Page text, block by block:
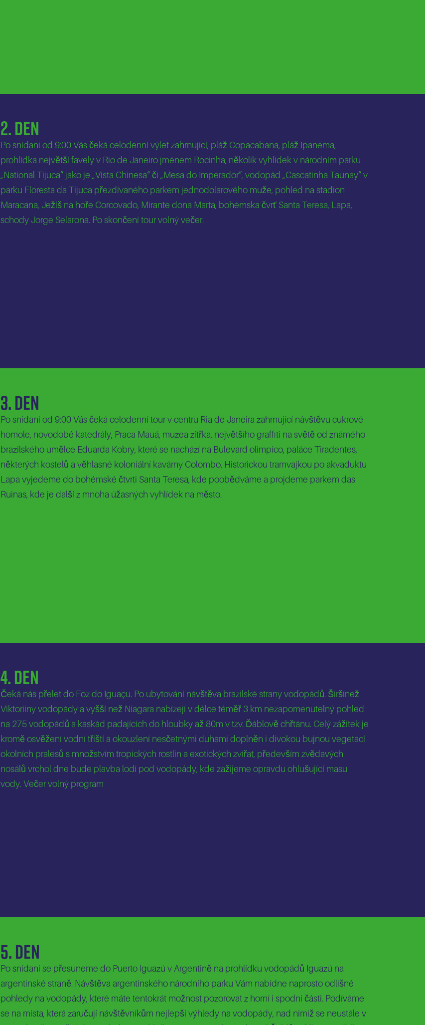
2. Den
Po snídani od 9:00 Vás čeká celodenní výlet zahrnující, pláž Copacabana, pláž Ipanema,
prohlídka největší favely v Rio de Janeiro jménem Rocinha, několik vyhlídek v národním parku
„National Tijuca“ jako je „Vista Chinesa“ či „Mesa do Imperador“, vodopád „Cascatinha Taunay“ v
parku Floresta da Tijuca přezdívaného parkem jednodolarového muže, pohled na stadion
Maracana, Ježíš na hoře Corcovado, Mirante dona Marta, bohémska čvrť Santa Teresa, Lapa,
schody Jorge Selarona. Po skončení tour volný večer.
3. Den
Po snídani od 9:00 Vás čeká celodenní tour v centru Ria de Janeira zahrnující návštěvu cukrové
homole, novodobé katedrály, Praca Mauá, muzea zítřka, největšího graffiti na světě od známého
brazilského umělce Eduarda Kobry, které se nachází na Bulevard olimpico, paláce Tiradentes,
některých kostelů a věhlasné koloniální kavárny Colombo. Historickou tramvajkou po akvaduktu
Lapa vyjedeme do bohémské čtvrti Santa Teresa, kde poobědváme a projdeme parkem das
Ruinas, kde je další z mnoha úžasných vyhlídek na město.
4. Den
Čeká nás přelet do Foz do Iguaçu. Po ubytování návštěva brazilské strany vodopádů. Širšínež
Viktoriiny vodopády a vyšší než Niagara nabízejí v délce téměř 3 km nezapomenutelný pohled
na 275 vodopádů a kaskád padajících do hloubky až 80m v tzv. Ďáblově chřtánu. Celý zážitek je
kromě osvěžení vodní tříští a okouzlení nesčetnými duhami doplněn i divokou bujnou vegetací
okolních pralesů s množstvím tropických rostlin a exotických zvířat, především zvědavých
nosálů vrchol dne bude plavba lodí pod vodopády, kde zažijeme opravdu ohlušující masu
vody. Večer volný program
5. Den
Po snídani se přesuneme do Puerto Iguazú v Argentině na prohlídku vodopádů Iguazú na
argentinské straně. Návštěva argentinského národního parku Vám nabídne naprosto odlišné
pohledy na vodopády, které máte tentokrát možnost pozorovat z horní i spodní části. Podíváme
se na místa, která zaručují návštěvníkům nejlepší výhledy na vodopády, nad nimiž se neustále v